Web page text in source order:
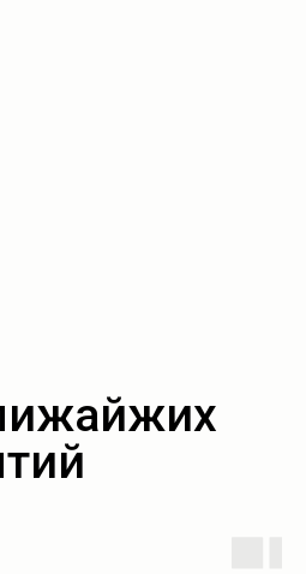
признанной
территории РФ